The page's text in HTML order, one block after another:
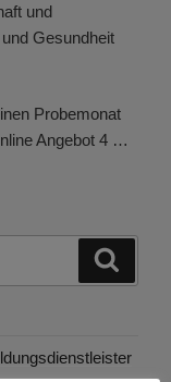
und
Gesundheit
Probemonat
Angebot 4 …